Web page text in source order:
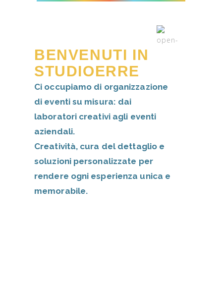
BENVENUTI IN
STUDIOERRE
Ci occupiamo di organizzazione
di eventi su misura: dai
laboratori creativi agli eventi
aziendali.
Creatività, cura del dettaglio e
soluzioni personalizzate per
rendere ogni esperienza unica e
memorabile.